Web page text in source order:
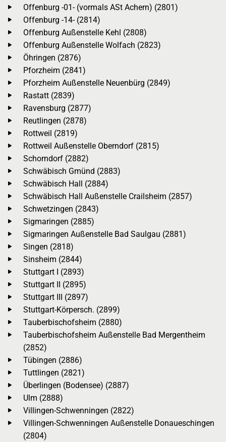
Offenburg -01- (vormals ASt Achern) (2801)
Offenburg -14- (2814)
Offenburg Außenstelle Kehl (2808)
Offenburg Außenstelle Wolfach (2823)
Öhringen (2876)
Pforzheim (2841)
Pforzheim Außenstelle Neuenbürg (2849)
Rastatt (2839)
Ravensburg (2877)
Reutlingen (2878)
Rottweil (2819)
Rottweil Außenstelle Oberndorf (2815)
Schorndorf (2882)
Schwäbisch Gmünd (2883)
Schwäbisch Hall (2884)
Schwäbisch Hall Außenstelle Crailsheim (2857)
Schwetzingen (2843)
Sigmaringen (2885)
Sigmaringen Außenstelle Bad Saulgau (2881)
Singen (2818)
Sinsheim (2844)
Stuttgart I (2893)
Stuttgart II (2895)
Stuttgart III (2897)
Stuttgart-Körpersch. (2899)
Tauberbischofsheim (2880)
Tauberbischofsheim Außenstelle Bad Mergentheim
(2852)
Tübingen (2886)
Tuttlingen (2821)
Überlingen (Bodensee) (2887)
Ulm (2888)
Villingen-Schwenningen (2822)
Villingen-Schwenningen Außenstelle Donaueschingen
(2804)